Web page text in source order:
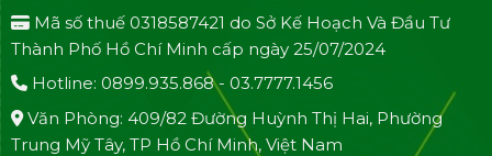
Mã số thuế 0318587421 do Sở Kế Hoạch Và Đầu Tư
Thành Phố Hồ Chí Minh cấp ngày 25/07/2024
Hotline: 0899.935.868 - 03.7777.1456
Văn Phòng: 409/82 Đường Huỳnh Thị Hai, Phường
Trung Mỹ Tây, TP Hồ Chí Minh, Việt Nam